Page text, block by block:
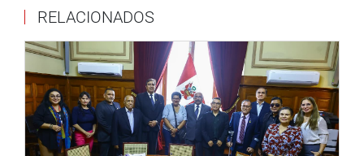
estamos apoyando a la Policía en su lucha permanente
Antes de concluir su actividad, el titular del Parlamento
informó que también visitó la Municipalidad Provincial
del Callao, donde el alcalde, César Pérez Barriga, se
comprometió a entregar un local destinado a una nueva
comisaría.
RELACIONADOS